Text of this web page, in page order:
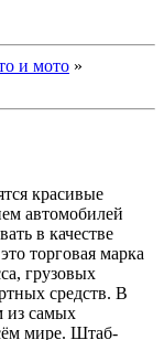
и мото »
красивые
автомобилей
в качестве
торговая марка
грузовых
средств. В
из самых
мире. Штаб-